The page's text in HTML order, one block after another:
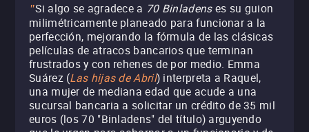
"Si algo se agradece a 70 Binladenses su guion
milimétricamente planeado para funcionar a la
perfección, mejorando la fórmula de las clásicas
películas de atracos bancarios que terminan
frustrados y con rehenes de por medio. Emma
Suárez (Las hijas de Abril) interpreta a Raquel,
una mujer de mediana edad que acude a una
sucursal bancaria a solicitar un crédito de 35 mil
euros (los 70 "Binladens" del título) arguyendo